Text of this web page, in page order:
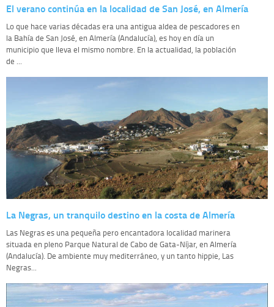
El verano continúa en la localidad de San José, en Almería
Lo que hace varias décadas era una antigua aldea de pescadores en
la Bahía de San José, en Almería (Andalucía), es hoy en día un
municipio que lleva el mismo nombre. En la actualidad, la población
de ...
La Negras, un tranquilo destino en la costa de Almería
Las Negras es una pequeña pero encantadora localidad marinera
situada en pleno Parque Natural de Cabo de Gata-Níjar, en Almería
(Andalucía). De ambiente muy mediterráneo, y un tanto hippie, Las
Negras...